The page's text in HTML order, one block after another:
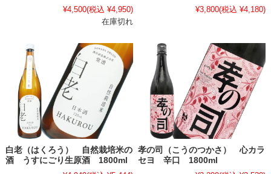
¥4,500(税込 ¥4,950)
在庫切れ
¥3,800(税込 ¥4,180)
白老（はくろう） 自然栽培米の
酒 うすにごり生原酒 1800ml
孝の司（こうのつかさ） 心カラ
セヨ 辛口 1800ml